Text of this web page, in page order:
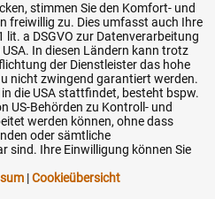
selben Tag
stimmen Sie den Komfort- und
freiwillig zu. Dies umfasst auch Ihre
lit. a DSGVO zur Datenverarbeitung
In diesen Ländern kann trotz
der Dienstleister das hohe
nicht zwingend garantiert werden.
die USA stattfindet, besteht bspw.
US-Behörden zu Kontroll- und
werden können, ohne dass
oder sämtliche
sind. Ihre Einwilligung können Sie
|Cookieübersicht